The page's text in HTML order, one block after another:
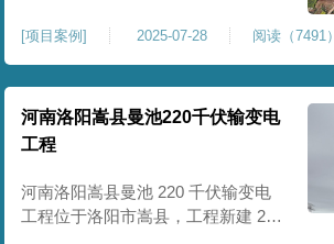
公及生活附属设施。原始场地为新
建园区待开发地块，土体回填不
均、土质松散、固结度不足，场地
承载力与整体均匀性较差，若直接
施工易出现地基不均匀沉降、地面
开裂、墙体变形等质量问题，无法
满足工业厂房长期荷载及规范建设
标
[项目案例] 2025-07-28 阅读（7491）
河南洛阳嵩县曼池220千伏输变电
工程
河南洛阳嵩县曼池 220 千伏输变电
工程位于洛阳市嵩县，工程新建 220